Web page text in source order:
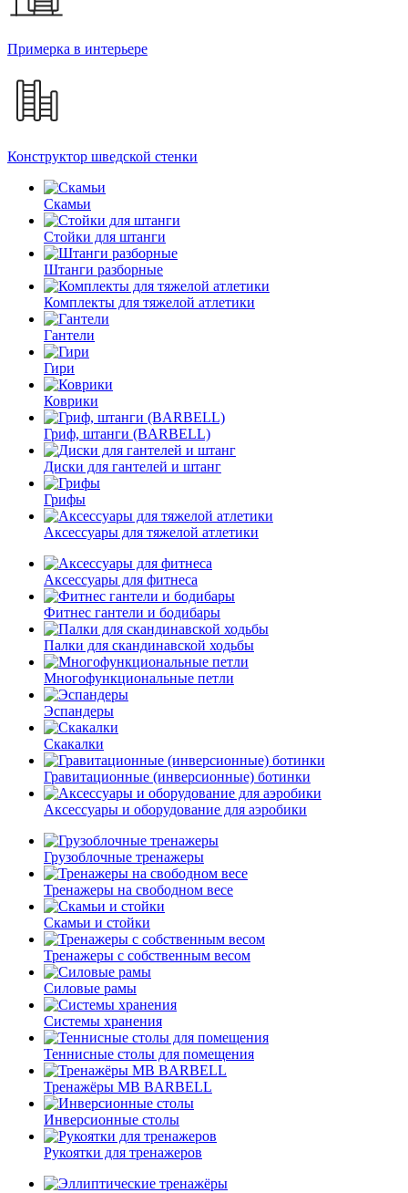
Примерка в интерьере
Конструктор шведской стенки
Скамьи
Стойки для штанги
Штанги разборные
Комплекты для тяжелой атлетики
Гантели
Гири
Коврики
Гриф, штанги (BARBELL)
Диски для гантелей и штанг
Грифы
Аксессуары для тяжелой атлетики
Аксессуары для фитнеса
Фитнес гантели и бодибары
Палки для скандинавской ходьбы
Многофункциональные петли
Эспандеры
Скакалки
Гравитационные (инверсионные) ботинки
Аксессуары и оборудование для аэробики
Грузоблочные тренажеры
Тренажеры на свободном весе
Скамьи и стойки
Тренажеры с собственным весом
Силовые рамы
Системы хранения
Теннисные столы для помещения
Тренажёры MB BARBELL
Инверсионные столы
Рукоятки для тренажеров